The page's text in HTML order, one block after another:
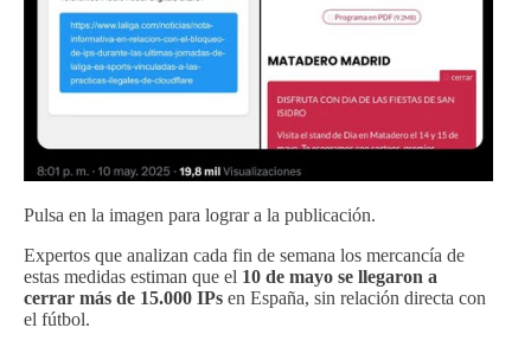
Pulsa en la imagen para lograr a la publicación.
Expertos que analizan cada fin de semana los mercancía de
estas medidas estiman que el 10 de mayo se llegaron a
cerrar más de 15.000 IPs en España, sin relación directa con
el fútbol.